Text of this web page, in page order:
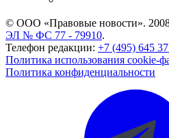
© ООО «Правовые новости».
ЭЛ № ФС 77 - 79910.
Телефон редакции: +7 (495) 645
Политика использования cookie-
Политика конфиденциальности